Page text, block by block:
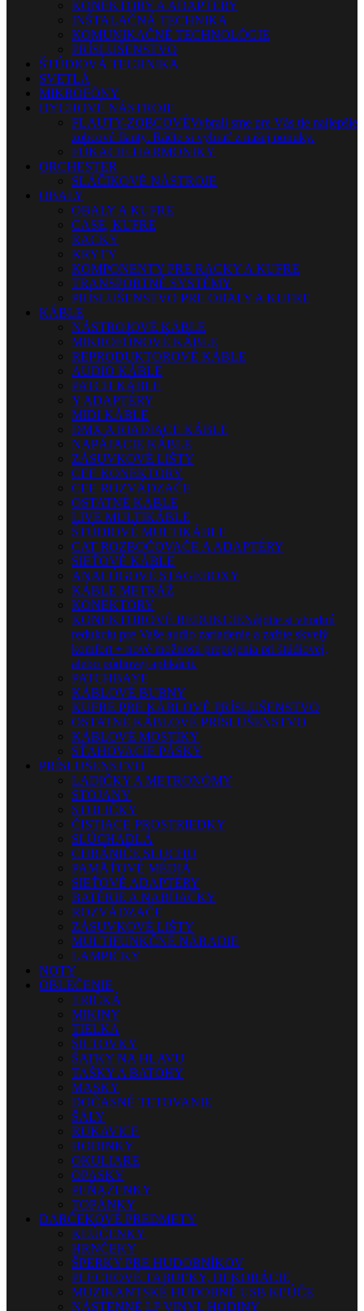
KONEKTORY A ADAPTÉRY
INŠTALAČNÁ TECHNIKA
KOMUNIKAČNÉ TECHNOLÓGIE
PRÍSLUŠENSTVO
ŠTÚDIOVÁ TECHNIKA
SVETLÁ
MIKROFÓNY
DYCHOVÉ NÁSTROJE
FLAUTY-ZOBCOVÉVybrali sme pre Vás tie najlepšie
zobcové flauty. Ráčte si vybrať z našej ponuky.
FÚKACIE HARMONIKY
ORCHESTER
SLÁČIKOVÉ NÁSTROJE
OBALY
OBALY A KUFRE
CASE, KUFRE
RACKY
KRYTY
KOMPONENTY PRE RACKY A KUFRE
TRANSPORTNÉ SYSTÉMY
PRÍSLUŠENSTVO PRE OBALY A KUFRE
KÁBLE
NÁSTROJOVÉ KÁBLE
MIKROFÓNOVÉ KÁBLE
REPRODUKTOROVÉ KÁBLE
AUDIO KÁBLE
PATCH KÁBLE
Y ADAPTÉRY
MIDI KÁBLE
DMX A RIADIACE KÁBLE
NAPÁJACIE KÁBLE
ZÁSUVKOVÉ LIŠTY
CEE KONEKTORY
CEE ROZVÁDZAČE
OSTATNÉ KÁBLE
LIVE MULTIKÁBLE
ŠTÚDIOVÉ MULTIKÁBLE
CAT ROZBOČOVAČE A ADAPTÉRY
SIEŤOVÉ KÁBLE
ANALÓGOVÉ STAGEBOXY
KÁBLE METRÁŽ
KONEKTORY
KONEKTOROVÉ REDUKCIENájdite si vhodnú
redukciu pre Vaše audio zariadenie a zažite skvelý
komfort + nové možnosti prepojenia pri štúdiovej,
alebo pódiovej aplikácii.
PATCHBAYE
KÁBLOVÉ BUBNY
KUFRE PRE KÁBLOVÉ PRÍSLUŠENSTVO
OSTATNÉ KÁBLOVÉ PRÍSLUŠENSTVO
KÁBLOVÉ MOSTÍKY
SŤAHOVACIE PÁSKY
PRÍSLUŠENSTVO
LADIČKY A METRONÓMY
STOJANY
STOLIČKY
ČISTIACE PROSTRIEDKY
SLÚCHADLÁ
CHRÁNIČE SLUCHU
PAMÄŤOVÉ MÉDIÁ
SIEŤOVÉ ADAPTÉRY
BATÉRIE A NABÍJAČKY
ROZVÁDZAČE
ZÁSUVKOVÉ LIŠTY
MULTIFUNKČNÉ NÁRADIE
LAMPIČKY
NOTY
OBLEČENIE
TRIČKÁ
MIKINY
TIELKA
ŠILTOVKY
ŠATKY NA HLAVU
TAŠKY A BATOHY
MASKY
DOČASNÉ TETOVANIE
ŠÁLY
RUKAVICE
HODINKY
OKULIARE
OPASKY
PEŇAŽENKY
TOPÁNKY
DARČEKOVÉ PREDMETY
KĽÚČENKY
HRNČEKY
ŠPERKY PRE HUDOBNÍKOV
PLECHOVÉ TABUĽKY, DEKORÁCIE
MUZIKANTSKÉ HUDOBNÉ USB KĽÚČE
NÁSTENNÉ LP VINYL HODINY